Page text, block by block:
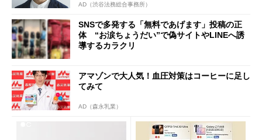
AD（渋谷法務総合事務所）
SNSで多発する「無料であげます」投稿の正
体 “お涙ちょうだい”で偽サイトやLINEへ誘
導するカラクリ
アマゾンで大人気！血圧対策はコーヒーに足し
てみて
AD（森永乳業）